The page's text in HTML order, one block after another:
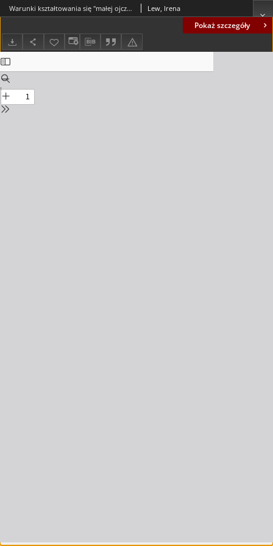
Pokaż szczegóły
Warunki kształtowania się "małej ojczyzny" w rejonie pogranicza na przykładzie funkcjonowania małżeństw mieszanych polsko-niemieckich Lew, Irena